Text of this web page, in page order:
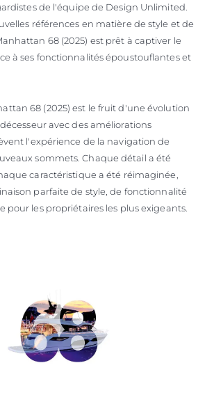
de l'équipe de Design Unlimited.
références en matière de style et de
68 (2025) est prêt à captiver le
à ses fonctionnalités époustouflantes et
68 (2025) est le fruit d'une évolution
avec des améliorations
l'expérience de la navigation de
sommets. Chaque détail a été
caractéristique a été réimaginée,
parfaite de style, de fonctionnalité
pour les propriétaires les plus exigeants.